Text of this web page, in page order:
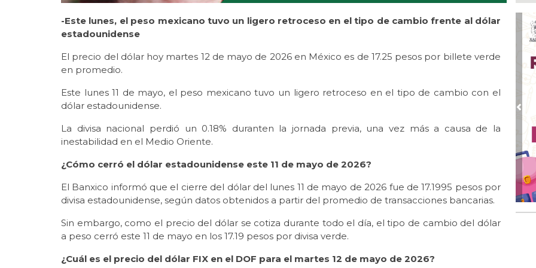
-Este lunes, el peso mexicano tuvo un ligero retroceso en el tipo de cambio frente al dólar
estadounidense
El precio del dólar hoy martes 12 de mayo de 2026 en México es de 17.25 pesos por billete verde
en promedio.
Este lunes 11 de mayo, el peso mexicano tuvo un ligero retroceso en el tipo de cambio con el
dólar estadounidense.
La divisa nacional perdió un 0.18% duranten la jornada previa, una vez más a causa de la
inestabilidad en el Medio Oriente.
¿Cómo cerró el dólar estadounidense este 11 de mayo de 2026?
El Banxico informó que el cierre del dólar del lunes 11 de mayo de 2026 fue de 17.1995 pesos por
divisa estadounidense, según datos obtenidos a partir del promedio de transacciones bancarias.
Sin embargo, como el precio del dólar se cotiza durante todo el día, el tipo de cambio del dólar
a peso cerró este 11 de mayo en los 17.19 pesos por divisa verde.
¿Cuál es el precio del dólar FIX en el DOF para el martes 12 de mayo de 2026?
Ana